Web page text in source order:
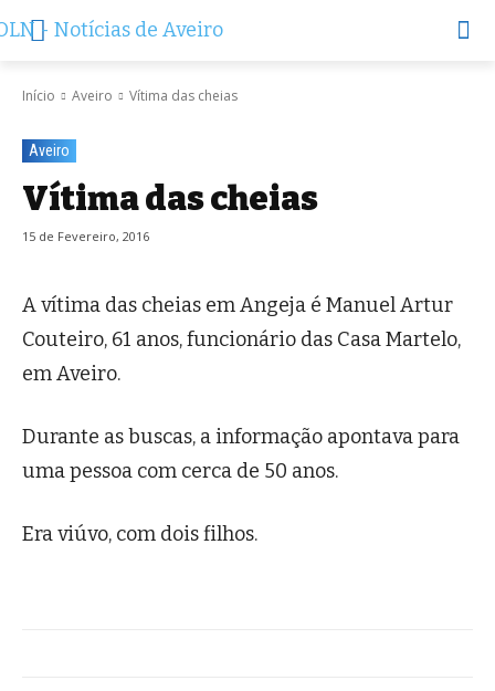
Início Aveiro Vítima das cheias
Aveiro
Vítima das cheias
15 de Fevereiro, 2016
A vítima das cheias em Angeja é Manuel Artur
Couteiro, 61 anos, funcionário das Casa Martelo,
em Aveiro.
Durante as buscas, a informação apontava para
uma pessoa com cerca de 50 anos.
Era viúvo, com dois filhos.